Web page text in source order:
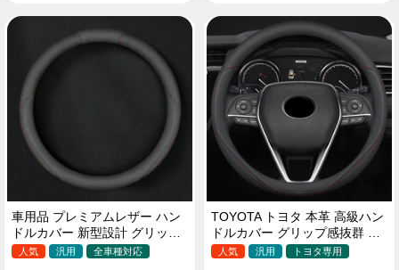
車用品 プレミアムレザー ハン
ドルカバー 新型設計 グリップ
感向上 取付簡単 滑り止め 36〜
人気 汎用 全車種対応
TOYOTA トヨタ 本革 高級ハン
ドルカバー グリップ感抜群 取
り付け簡単 滑り止め 37~40CM
人気 汎用 トヨタ専用